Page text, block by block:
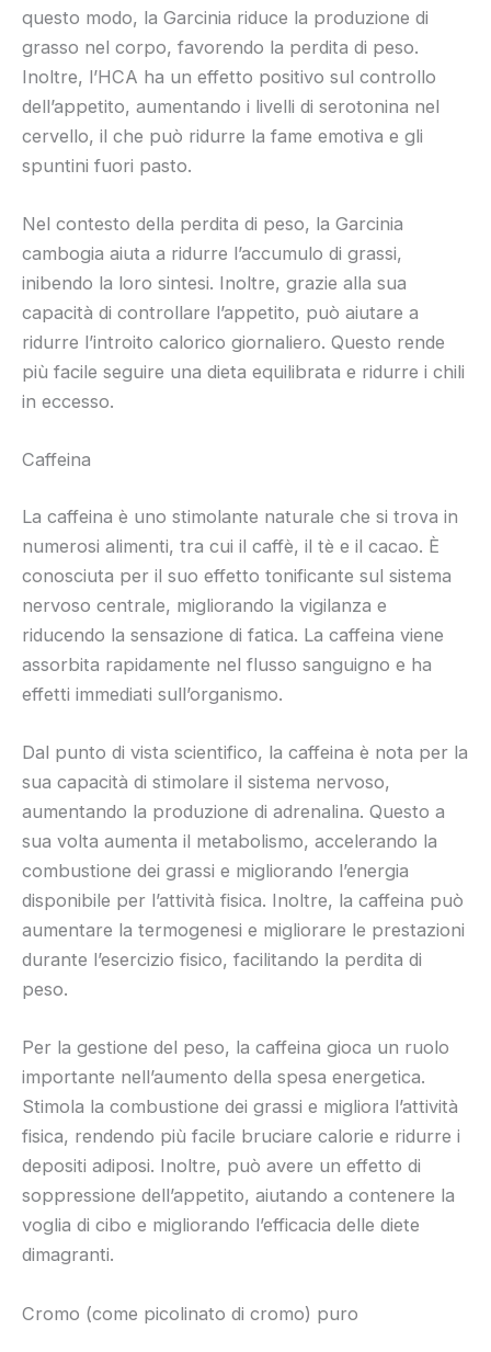
questo modo, la Garcinia riduce la produzione di
grasso nel corpo, favorendo la perdita di peso.
Inoltre, l’HCA ha un effetto positivo sul controllo
dell’appetito, aumentando i livelli di serotonina nel
cervello, il che può ridurre la fame emotiva e gli
spuntini fuori pasto.
Nel contesto della perdita di peso, la Garcinia
cambogia aiuta a ridurre l’accumulo di grassi,
inibendo la loro sintesi. Inoltre, grazie alla sua
capacità di controllare l’appetito, può aiutare a
ridurre l’introito calorico giornaliero. Questo rende
più facile seguire una dieta equilibrata e ridurre i chili
in eccesso.
Caffeina
La caffeina è uno stimolante naturale che si trova in
numerosi alimenti, tra cui il caffè, il tè e il cacao. È
conosciuta per il suo effetto tonificante sul sistema
nervoso centrale, migliorando la vigilanza e
riducendo la sensazione di fatica. La caffeina viene
assorbita rapidamente nel flusso sanguigno e ha
effetti immediati sull’organismo.
Dal punto di vista scientifico, la caffeina è nota per la
sua capacità di stimolare il sistema nervoso,
aumentando la produzione di adrenalina. Questo a
sua volta aumenta il metabolismo, accelerando la
combustione dei grassi e migliorando l’energia
disponibile per l’attività fisica. Inoltre, la caffeina può
aumentare la termogenesi e migliorare le prestazioni
durante l’esercizio fisico, facilitando la perdita di
peso.
Per la gestione del peso, la caffeina gioca un ruolo
importante nell’aumento della spesa energetica.
Stimola la combustione dei grassi e migliora l’attività
fisica, rendendo più facile bruciare calorie e ridurre i
depositi adiposi. Inoltre, può avere un effetto di
soppressione dell’appetito, aiutando a contenere la
voglia di cibo e migliorando l’efficacia delle diete
dimagranti.
Cromo (come picolinato di cromo) puro